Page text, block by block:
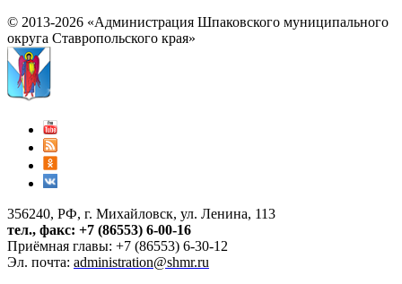
© 2013-2026 «Администрация Шпаковского муниципального
округа Ставропольского края»
356240, РФ, г. Михайловск, ул. Ленина, 113
тел., факс: +7 (86553) 6-00-16
Приёмная главы: +7 (86553) 6-30-12
Эл. почта: administration@shmr.ru